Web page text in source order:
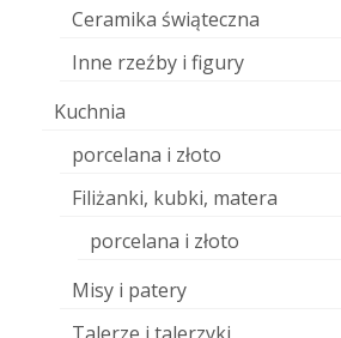
Ceramika świąteczna
Inne rzeźby i figury
Kuchnia
porcelana i złoto
Filiżanki, kubki, matera
porcelana i złoto
Misy i patery